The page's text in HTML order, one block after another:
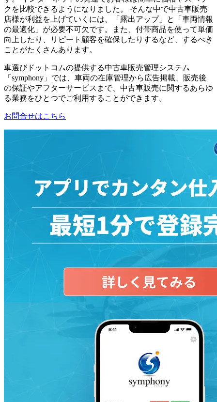
クを比較できるようになりました。 そんな中で中古車販売
店様が利益を上げていくには、「露出アップ」と「車両情報
の最適化」が必要不可欠です。また、付帯商品を使って単価
向上したり、リピート顧客を確保したりするなど、するべき
ことがたくさんあります。
車選びドットコムの提供する中古車販売管理システム
「symphony」では、車両の在庫管理から広告掲載、販売後
の保証やアフターサービスまで、中古車販売に関するあらゆ
る業務をひとつでご利用することができます。
お問合せはこちら